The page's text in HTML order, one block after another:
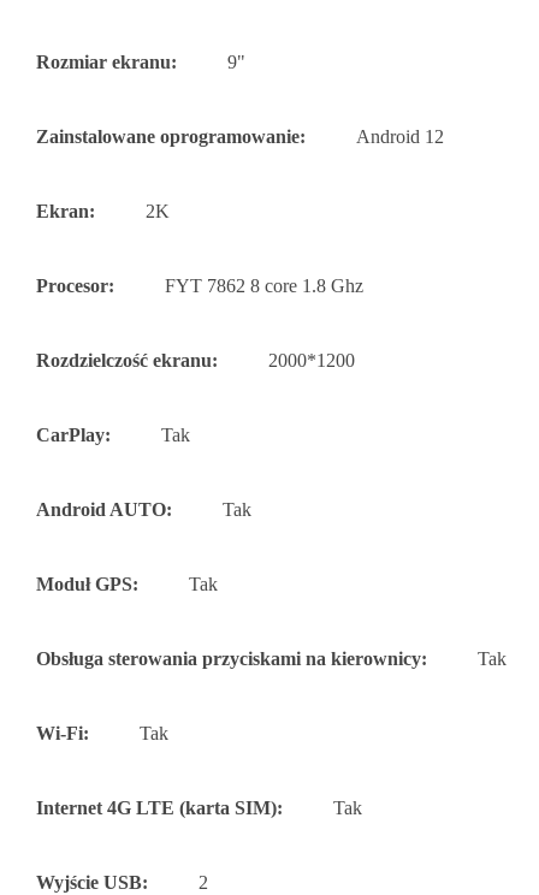
Rozmiar ekranu: 9"
Zainstalowane oprogramowanie: Android 12
Ekran: 2K
Procesor: FYT 7862 8 core 1.8 Ghz
Rozdzielczość ekranu: 2000*1200
CarPlay: Tak
Android AUTO: Tak
Moduł GPS: Tak
Obsługa sterowania przyciskami na kierownicy: Tak
Wi-Fi: Tak
Internet 4G LTE (karta SIM): Tak
Wyjście USB: 2